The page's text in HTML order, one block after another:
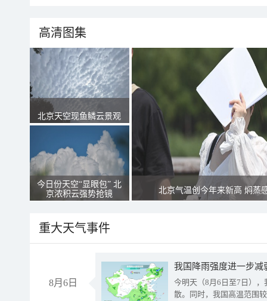
高清图集
北京天空现鱼鳞云景观
今日份天空“显眼包” 北
京浓积云强势抢镜
北京气温创今年来新高 焖蒸
重大天气事件
8月6日
今明天（8月6日至7日）
散。同时，我国高温范围